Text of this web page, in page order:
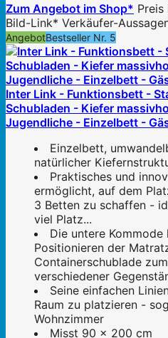
Zum Angebot im Shop* Preis
Bild-Link* Verkäufer-
AngebotBestseller Nr. 5
Inter Link - Funktionsbett -
Schubladen - Kiefer
Jugendliche - Einzelbett -
Einzelbett,
natürlicher
Praktisches und
ermöglicht, auf dem
3 Betten zu schaffen -
viel Platz...
Die untere
Positionieren der
Containerschublade
verschiedener
Seine einfachen
Raum zu platzieren -
Wohnzimmer
Misst 90 x 200 cm